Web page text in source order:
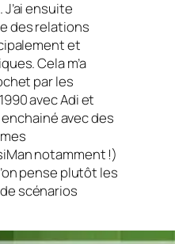
ensuite
des relations
et
Cela m’a
par les
avec Adi et
enchainé avec des
notamment !)
pense plutôt les
scénarios